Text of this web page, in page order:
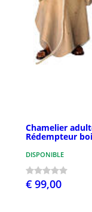
Chamelier
Rédempteur
DISPONIBLE
€ 99,00